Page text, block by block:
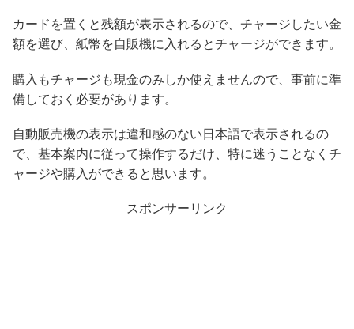
カードを置くと残額が表示されるので、チャージしたい金
額を選び、紙幣を自販機に入れるとチャージができます。
購入もチャージも現金のみしか使えませんので、事前に準
備しておく必要があります。
自動販売機の表示は違和感のない日本語で表示されるの
で、基本案内に従って操作するだけ、特に迷うことなくチ
ャージや購入ができると思います。
スポンサーリンク